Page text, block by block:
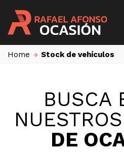
Home Stock de vehículos
BUSCA
NUESTROS
DE